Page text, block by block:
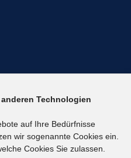
Technologien
auf Ihre Bedürfnisse
wir sogenannte Cookies ein.
Cookies Sie zulassen.